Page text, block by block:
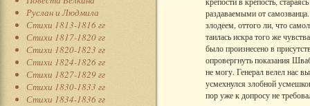
Руслан и Людмила
Стихи 1813-1816 гг
Стихи 1817-1820 гг
Стихи 1820-1823 гг
Стихи 1824-1826 гг
Стихи 1827-1829 гг
Стихи 1830-1833 гг
Стихи 1834-1836 гг
раздаваемыми от
злодеем, оттого ли, что
таилась искра того же
было произнесено в
опровергнуть показания
не могу. Генерал велел нас
усмехнулся злобной
пор уже к допросу не